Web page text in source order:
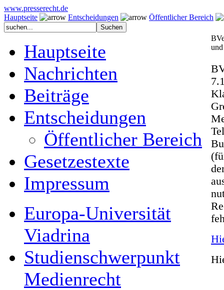
www.presserecht.de
Hauptseite
Entscheidungen Öffentlicher Bereich
Hauptseite
Nachrichten
Beiträge
Entscheidungen
Öffentlicher Bereich
Gesetzestexte
Impressum
Europa-Universität
Viadrina
Studienschwerpunkt
Medienrecht